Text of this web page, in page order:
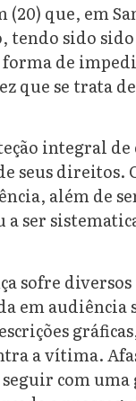
que, em
tendo sido
forma de
que se trata
integral de
seus direitos.
além de
a ser
sofre diversos
em audiência
a vítima.
com uma